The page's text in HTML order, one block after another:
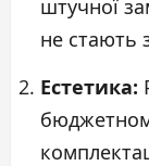
штучної
не стають
Естетика: